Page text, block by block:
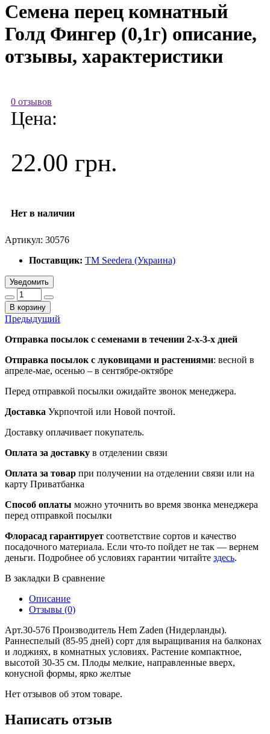
Семена перец комнатный
Голд Фингер (0,1г) описание,
отзывы, характеристики
0 отзывов
Цена:
22.00 грн.
Нет в наличии
Артикул: 30576
Поставщик: ТМ Seedera (Украина)
Уведомить
В корзину
Предыдущий
Отправка посылок с семенами в течении 2-х-3-х дней
Отправка посылок с луковицами и растениями: весной в
апреле-мае, осенью – в сентябре-октябре
Перед отправкой посылки ожидайте звонок менеджера.
Доставка Укрпочтой или Новой почтой.
Доставку оплачивает покупатель.
Оплата за доставку в отделении связи
Оплата за товар при получении на отделении связи или на
карту Приватбанка
Способ оплаты можно уточнить во время звонка менеджера
перед отправкой посылки
Флорасад гарантирует соответствие сортов и качество
посадочного материала. Если что-то пойдет не так — вернем
деньги. Подробнее об условиях гарантии читайте здесь.
В закладки В сравнение
Описание
Отзывы (0)
Арт.30-576 Производитель Hem Zaden (Нидерланды).
Раннеспелый (85-95 дней) сорт для выращивания на балконах
и лоджиях, в комнатных условиях. Растение компактное,
высотой 30-35 см. Плоды мелкие, направленные вверх,
конусной формы, ярко желтые
Нет отзывов об этом товаре.
Написать отзыв